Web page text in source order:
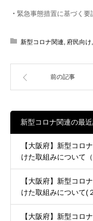
・ 緊急事態措置に基づく要
新型コロナ関連 府民向け
前の記事
新型コロナ関連の最
【大阪府】新型コロ
けた取組みについて（
【大阪府】新型コロ
けた取組みについて(
【大阪府】新型コロ